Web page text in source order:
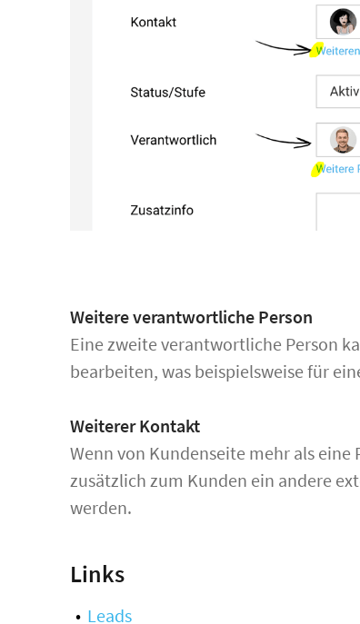
Weitere verantwortliche Person
Eine zweite verantwortliche Person
bearbeiten, was beispielsweise für
Weiterer Kontakt
Wenn von Kundenseite mehr als
zusätzlich zum Kunden ein andere
werden.
Links
Leads